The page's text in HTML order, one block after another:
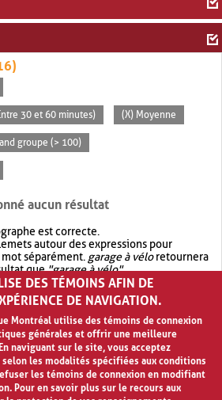
30 et 60 minutes) (X) Moyenne
groupe (> 100)
aucun résultat
est correcte.
autour des expressions pour
séparément. garage à véloretournera
que"garage à vélo".
recherche avec OR.garage OR vélo
de résultat quegarage à vélo
DES TÉMOINS AFIN DE
DE NAVIGATION.
Montréal utilise des témoins de connexion
générales et offrir une meilleure
naviguant sur le site, vous acceptez
les modalités spécifiées aux conditions
les témoins de connexion en modifiant
Pour en savoir plus sur le recours aux